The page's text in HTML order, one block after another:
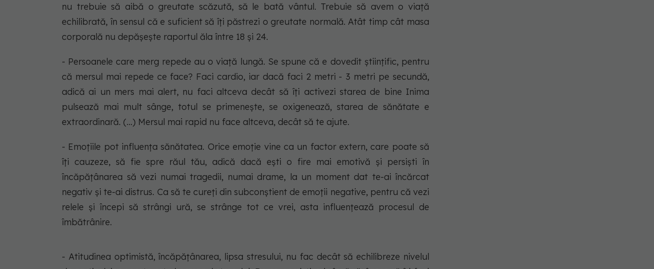
nu trebuie să aibă o greutate scăzută, să le bată vântul. Trebuie să avem o viață
echilibrată, în sensul că e suficient să îți păstrezi o greutate normală. Atât timp cât masa
corporală nu depășește raportul ăla între 18 și 24.
- Persoanele care merg repede au o viață lungă. Se spune că e dovedit științific, pentru
că mersul mai repede ce face? Faci cardio, iar dacă faci 2 metri - 3 metri pe secundă,
adică ai un mers mai alert, nu faci altceva decât să îți activezi starea de bine Inima
pulsează mai mult sânge, totul se primenește, se oxigenează, starea de sănătate e
extraordinară. (...) Mersul mai rapid nu face altceva, decât să te ajute.
- Emoțiile pot influența sănătatea. Orice emoție vine ca un factor extern, care poate să
îți cauzeze, să fie spre răul tău, adică dacă ești o fire mai emotivă și persiști în
încăpățânarea să vezi numai tragedii, numai drame, la un moment dat te-ai încărcat
negativ și te-ai distrus. Ca să te cureți din subconștient de emoții negative, pentru că vezi
relele și începi să strângi ură, se strânge tot ce vrei, asta influențează procesul de
îmbătrânire.
- Atitudinea optimistă, încăpățânarea, lipsa stresului, nu fac decât să echilibreze nivelul